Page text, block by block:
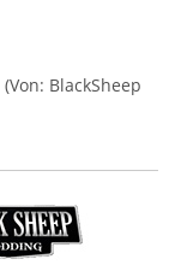
(Von: BlackSheep